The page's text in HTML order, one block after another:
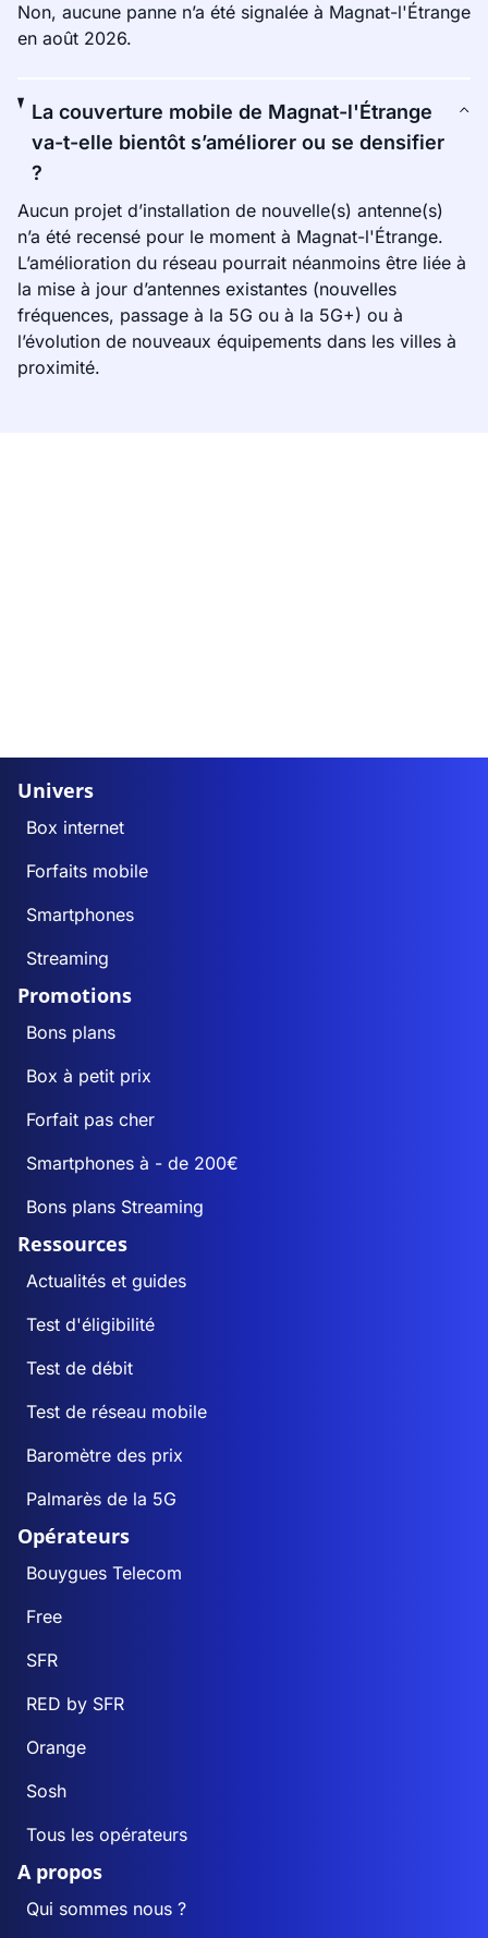
Non, aucune panne n’a été signalée à Magnat-l'Étrange
en août 2026.
La couverture mobile de Magnat-l'Étrange
va-t-elle bientôt s’améliorer ou se densifier
?
Aucun projet d’installation de nouvelle(s) antenne(s)
n’a été recensé pour le moment à Magnat-l'Étrange.
L’amélioration du réseau pourrait néanmoins être liée à
la mise à jour d’antennes existantes (nouvelles
fréquences, passage à la 5G ou à la 5G+) ou à
l’évolution de nouveaux équipements dans les villes à
proximité.
Univers
Box internet
Forfaits mobile
Smartphones
Streaming
Promotions
Bons plans
Box à petit prix
Forfait pas cher
Smartphones à - de 200€
Bons plans Streaming
Ressources
Actualités et guides
Test d'éligibilité
Test de débit
Test de réseau mobile
Baromètre des prix
Palmarès de la 5G
Opérateurs
Bouygues Telecom
Free
SFR
RED by SFR
Orange
Sosh
Tous les opérateurs
A propos
Qui sommes nous ?